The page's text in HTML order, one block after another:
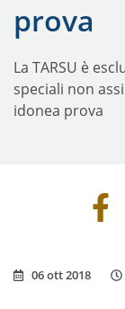
prova
La TARSU è
speciali non
idonea prova
Condividi
06 ott 2018